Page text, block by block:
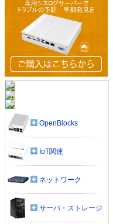
OpenBlocks
IoT関連
ネットワーク
サーバ・ストレージ